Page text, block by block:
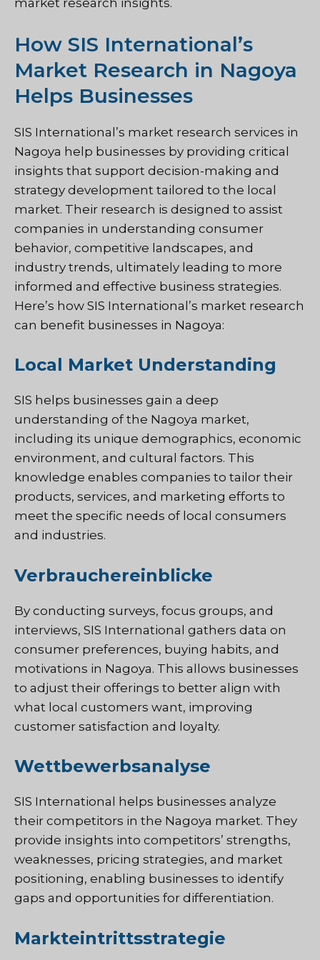
market research insights.
How SIS International’s
Market Research in Nagoya
Helps Businesses
SIS International’s market research services in
Nagoya help businesses by providing critical
insights that support decision-making and
strategy development tailored to the local
market. Their research is designed to assist
companies in understanding consumer
behavior, competitive landscapes, and
industry trends, ultimately leading to more
informed and effective business strategies.
Here’s how SIS International’s market research
can benefit businesses in Nagoya:
Local Market Understanding
SIS helps businesses gain a deep
understanding of the Nagoya market,
including its unique demographics, economic
environment, and cultural factors. This
knowledge enables companies to tailor their
products, services, and marketing efforts to
meet the specific needs of local consumers
and industries.
Verbrauchereinblicke
By conducting surveys, focus groups, and
interviews, SIS International gathers data on
consumer preferences, buying habits, and
motivations in Nagoya. This allows businesses
to adjust their offerings to better align with
what local customers want, improving
customer satisfaction and loyalty.
Wettbewerbsanalyse
SIS International helps businesses analyze
their competitors in the Nagoya market. They
provide insights into competitors’ strengths,
weaknesses, pricing strategies, and market
positioning, enabling businesses to identify
gaps and opportunities for differentiation.
Markteintrittsstrategie